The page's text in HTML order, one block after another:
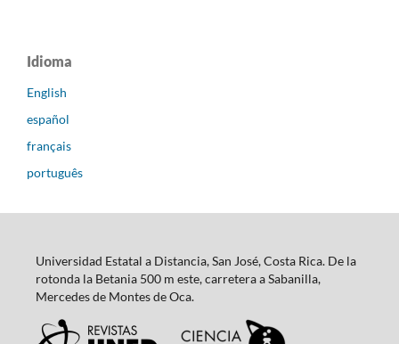
Idioma
English
español
français
português
Universidad Estatal a Distancia, San José, Costa Rica. De la
rotonda la Betania 500 m este, carretera a Sabanilla,
Mercedes de Montes de Oca.